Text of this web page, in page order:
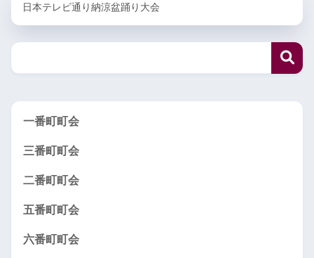
日本テレビ通り納涼盆踊り大会
一番町町会
三番町町会
二番町町会
五番町町会
六番町町会